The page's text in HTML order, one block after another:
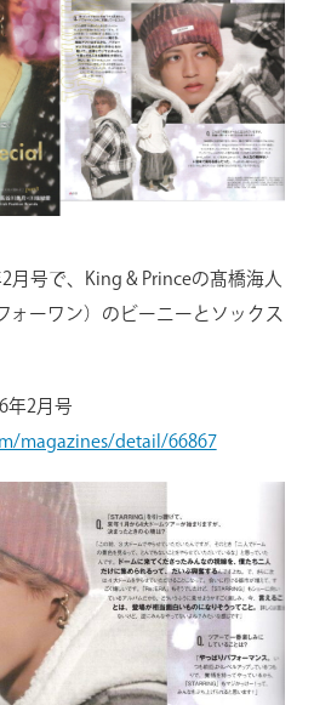
月号で、King & Princeの髙橋海人
ォーワン）のビーニーとソックス
年2月号
magazines/detail/66867